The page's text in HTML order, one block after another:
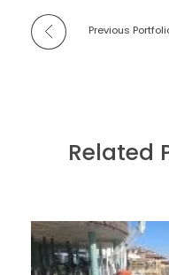
Previous
Related